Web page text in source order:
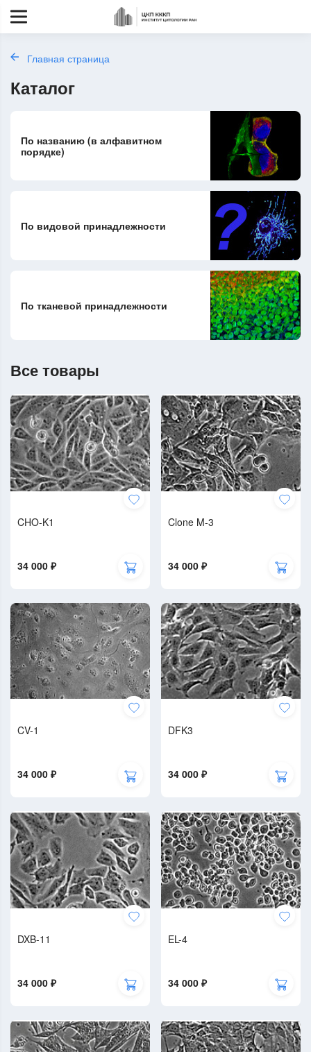
Главная страница
Каталог
По названию (в алфавитном
порядке)
По видовой принадлежности
По тканевой принадлежности
Все товары
CHO-K1
34 000 ₽
Clone M-3
34 000 ₽
CV-1
34 000 ₽
DFK3
34 000 ₽
DXB-11
34 000 ₽
EL-4
34 000 ₽